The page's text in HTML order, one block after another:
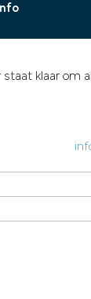
staat klaar om